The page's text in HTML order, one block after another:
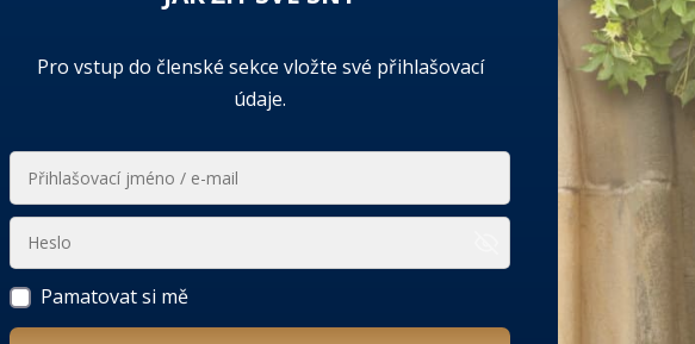
Pro vstup do členské sekce vložte své přihlašovací
údaje.
Pamatovat si mě